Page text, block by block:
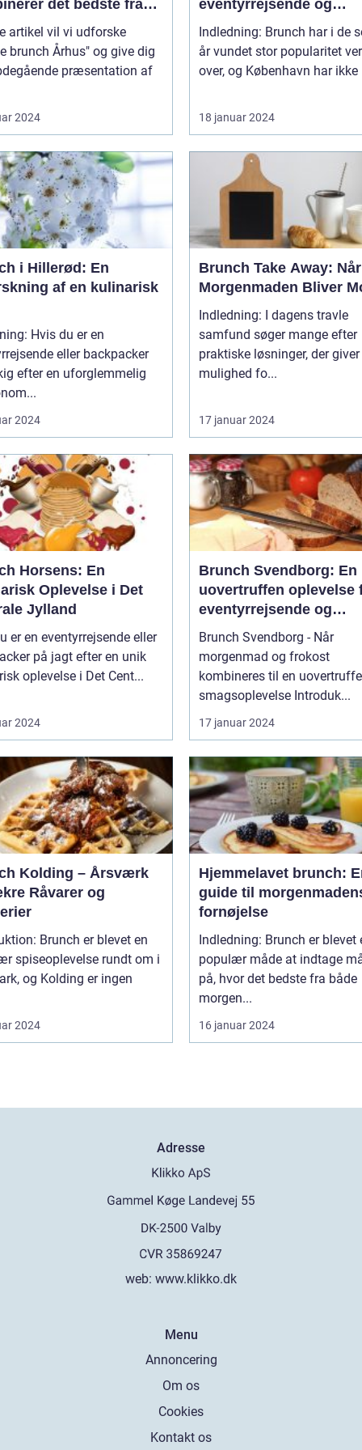
det bedste fra
og frokost i én
artikel vil vi udforske
brunch Århus" og give dig
præsentation af
2024
eventyrrejsende og
backpackere
Indledning: Brunch har i de
år vundet stor popularitet
over, og København har ikke
18 januar 2024
i Hillerød: En
af en kulinarisk
Hvis du er en
eller backpacker
efter en uforglemmelig
2024
Brunch Take Away: Når
Morgenmaden Bliver
Indledning: I dagens travle
samfund søger mange efter
praktiske løsninger, der
mulighed fo...
17 januar 2024
Horsens: En
Oplevelse i Det
Jylland
er en eventyrrejsende eller
på jagt efter en unik
oplevelse i Det Cent...
2024
Brunch Svendborg: En
uovertruffen oplevelse
eventyrrejsende og
backpackere
Brunch Svendborg - Når
morgenmad og frokost
kombineres til en
smagsoplevelse Introduk...
17 januar 2024
Kolding – Årsværk
Råvarer og
Brunch er blevet en
spiseoplevelse rundt om i
og Kolding er ingen
2024
Hjemmelavet brunch:
guide til
fornøjelse
Indledning: Brunch er blevet
populær måde at indtage
på, hvor det bedste fra både
morgen...
16 januar 2024
Adresse
web: www.klikko.dk
Menu
Annoncering
Om os
Cookies
Kontakt os